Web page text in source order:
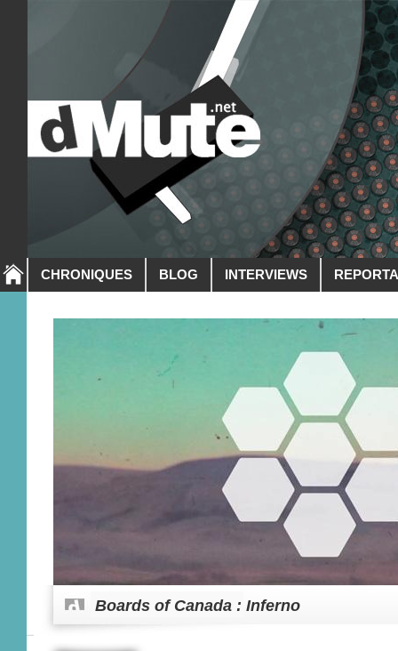
CHRONIQUES BLOG INTERVIEWS
Boards of Canada : Inferno